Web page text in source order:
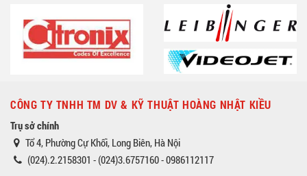
CÔNG TY TNHH TM DV & KỸ THUẬT HOÀNG NHẬT KIỀU
Trụ sở chính
Tổ 4, Phường Cự Khối, Long Biên, Hà Nội
(024).2.2158301 - (024)3.6757160 - 0986112117